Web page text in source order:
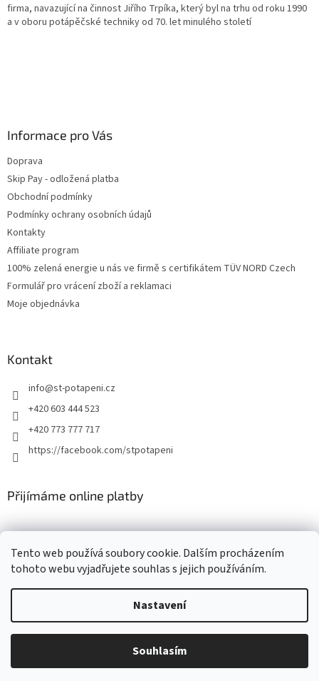
Tento web používá soubory cookie. Dalším procházením
tohoto webu vyjadřujete souhlas s jejich používáním.
Nastavení
Souhlasím
firma, navazující na činnost Jiřího Trpíka, který byl na trhu od roku 1990
a v oboru potápěčské techniky od 70. let minulého století
Informace pro Vás
Doprava
Skip Pay - odložená platba
Obchodní podmínky
Podmínky ochrany osobních údajů
Kontakty
Affiliate program
100% zelená energie u nás ve firmě s certifikátem TÜV NORD Czech
Formulář pro vrácení zboží a reklamaci
Moje objednávka
Kontakt
info@st-potapeni.cz
+420 603 444 523
+420 773 777 717
https://facebook.com/stpotapeni
Přijímáme online platby
Copyright 2026ST-potapeni.cz. Všechna práva vyhrazena.Upravit
nastavení cookies